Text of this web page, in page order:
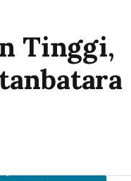
Tinggi,